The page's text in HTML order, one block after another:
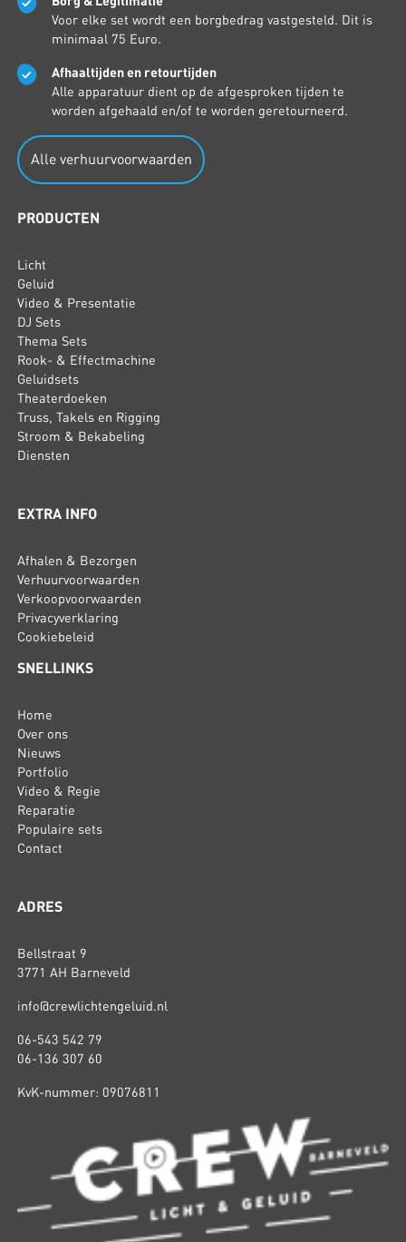
Voor elke set wordt een borgbedrag vastgesteld. Dit is
minimaal 75 Euro.
Afhaaltijden en retourtijden
Alle apparatuur dient op de afgesproken tijden te
worden afgehaald en/of te worden geretourneerd.
Alle verhuurvoorwaarden
PRODUCTEN
Licht
Geluid
Video & Presentatie
DJ Sets
Thema Sets
Rook- & Effectmachine
Geluidsets
Theaterdoeken
Truss, Takels en Rigging
Stroom & Bekabeling
Diensten
EXTRA INFO
Afhalen & Bezorgen
Verhuurvoorwaarden
Verkoopvoorwaarden
Privacyverklaring
Cookiebeleid
SNELLINKS
Home
Over ons
Nieuws
Portfolio
Video & Regie
Reparatie
Populaire sets
Contact
ADRES
Bellstraat 9
3771 AH Barneveld
info@crewlichtengeluid.nl
06-543 542 79
06-136 307 60
KvK-nummer: 09076811